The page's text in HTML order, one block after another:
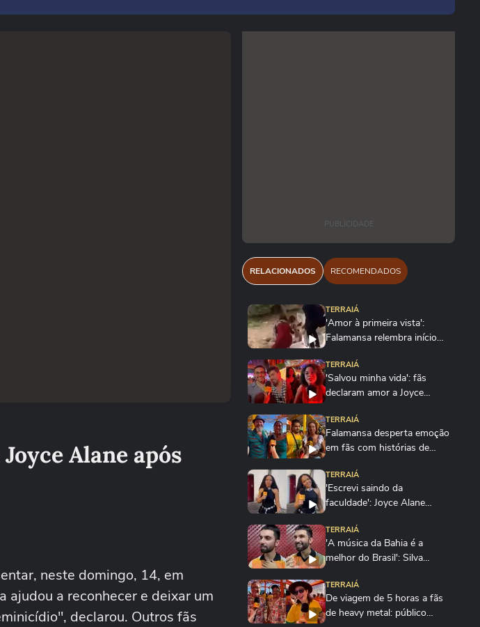
Alane após
neste domingo, 14, em
ajudou a reconhecer e deixar um
declarou. Outros fãs
PUBLICIDADE
RELACIONADOS RECOMENDADOS
TERRAIÁ
'Amor à primeira vista':
Falamansa relembra início
TERRAIÁ
'Salvou minha vida': fãs
declaram amor a Joyce
TERRAIÁ
Falamansa desperta emoção
em fãs com histórias de
TERRAIÁ
'Escrevi saindo da
faculdade': Joyce Alane
TERRAIÁ
'A música da Bahia é a
melhor do Brasil': Silva
TERRAIÁ
De viagem de 5 horas a fãs
de heavy metal: público